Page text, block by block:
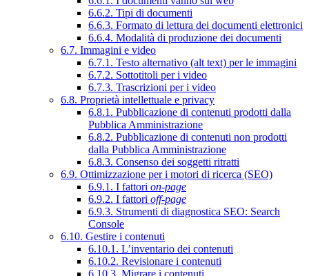
6.6.2. Tipi di documenti
6.6.3. Formato di lettura dei documenti elettronici
6.6.4. Modalità di produzione dei documenti
6.7. Immagini e video
6.7.1. Testo alternativo (alt text) per le immagini
6.7.2. Sottotitoli per i video
6.7.3. Trascrizioni per i video
6.8. Proprietà intellettuale e privacy
6.8.1. Pubblicazione di contenuti prodotti dalla
Pubblica Amministrazione
6.8.2. Pubblicazione di contenuti non prodotti
dalla Pubblica Amministrazione
6.8.3. Consenso dei soggetti ritratti
6.9. Ottimizzazione per i motori di ricerca (SEO)
6.9.1. I fattori on-page
6.9.2. I fattori off-page
6.9.3. Strumenti di diagnostica SEO: Search
Console
6.10. Gestire i contenuti
6.10.1. L’inventario dei contenuti
6.10.2. Revisionare i contenuti
6.10.3. Migrare i contenuti